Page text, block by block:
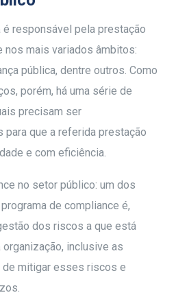
responsável pela prestação
mais variados âmbitos:
pública, dentre outros. Como
porém, há uma série de
precisam ser
para que a referida prestação
e com eficiência.
no setor público: um dos
de compliance é,
dos riscos a que está
inclusive as
mitigar esses riscos e